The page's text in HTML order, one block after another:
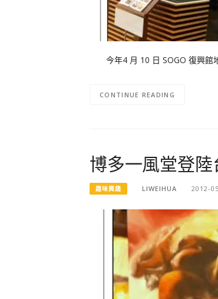
今年4 月 10 日 SOGO 復興館
CONTINUE READING
博多一風堂登陸
趣味興趣 LIWEIHUA 2012-